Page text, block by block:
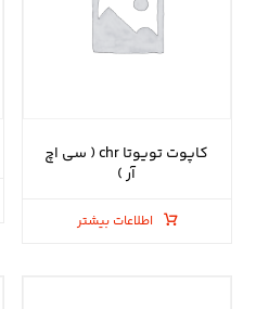
کاپوت تویوتا chr ( سی اچ
آر )
اطلاعات بیشتر